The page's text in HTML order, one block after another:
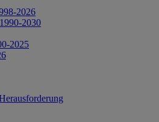
2026
2030
2025